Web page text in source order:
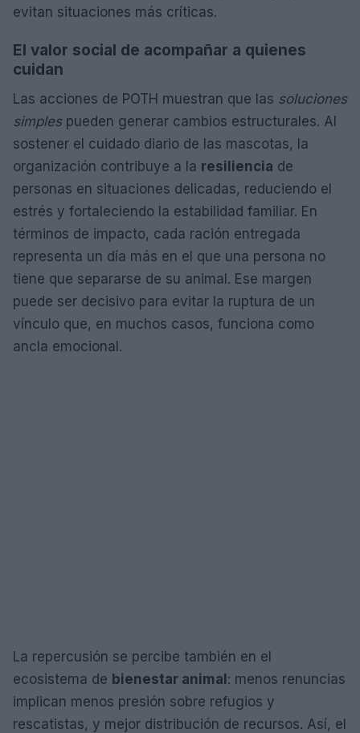
evitan situaciones más críticas.
El valor social de acompañar a quienes
cuidan
Las acciones de POTH muestran que las soluciones
simplespueden generar cambios estructurales. Al
sostener el cuidado diario de las mascotas, la
organización contribuye a la resiliencia de
personas en situaciones delicadas, reduciendo el
estrés y fortaleciendo la estabilidad familiar. En
términos de impacto, cada ración entregada
representa un día más en el que una persona no
tiene que separarse de su animal. Ese margen
puede ser decisivo para evitar la ruptura de un
vínculo que, en muchos casos, funciona como
ancla emocional.
La repercusión se percibe también en el
ecosistema de bienestar animal : menos renuncias
implican menos presión sobre refugios y
rescatistas, y mejor distribución de recursos. Así, el